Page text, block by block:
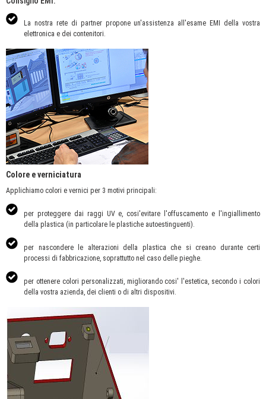
La nostra rete di partner propone un'assistenza all'esame EMI della vostra
elettronica e dei contenitori.
Colore e verniciatura
Applichiamo colori e vernici per 3 motivi principali:
per proteggere dai raggi UV e, cosi'evitare l'offuscamento e l'ingiallimento
della plastica (in particolare le plastiche autoestinguenti).
per nascondere le alterazioni della plastica che si creano durante certi
processi di fabbricazione, soprattutto nel caso delle pieghe.
per ottenere colori personalizzati, migliorando cosi' l'estetica, secondo i colori
della vostra azienda, dei clienti o di altri dispositivi.